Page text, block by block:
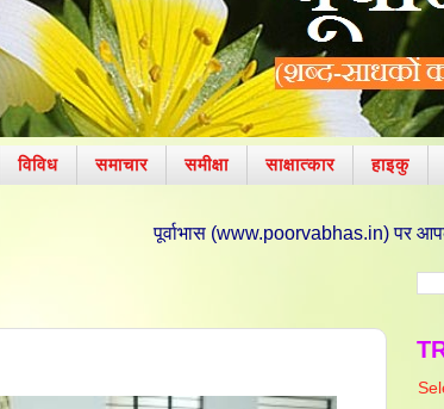
विविध समाचार समीक्षा साक्षात्कार हाइकु
पूर्वाभास (www.poorvabhas.in) पर आपका हार्दिक स्वागत है।